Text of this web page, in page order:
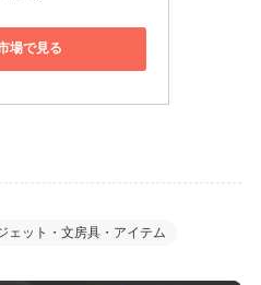
場で見る
ェット・文房具・アイテム